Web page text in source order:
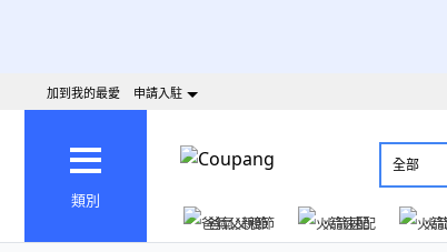
加到我的最愛 申請入駐
類別
全部
爸氣父親節
火箭速配 火